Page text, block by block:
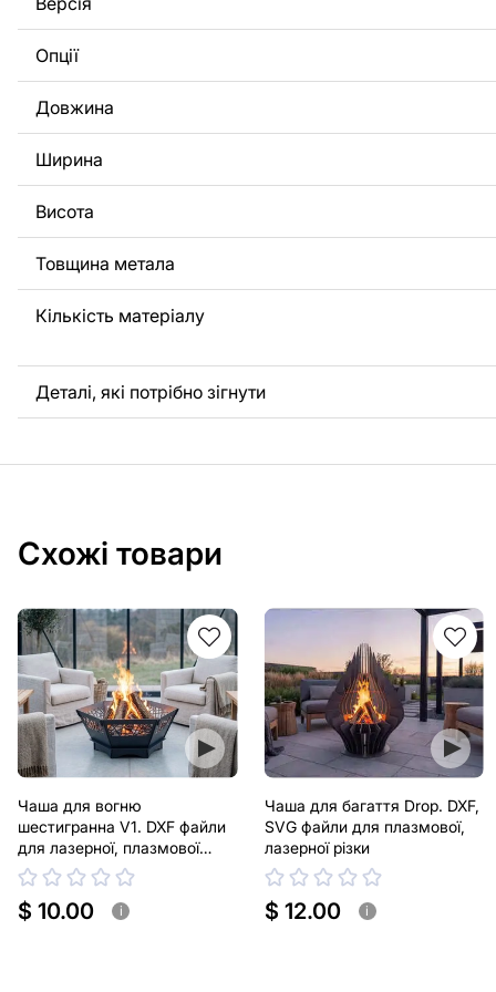
потрібно, щоб ми виконали індивідуальне креслення
вас, будь ласка, зв'яжіться з нами.
Якщо у вас залишилися питання або вам потрібна
нами в будь-який час, ми завжди готові допомогти.
Опції
Довжина
Ширина
Висота
Товщина метала
Кількість матеріалу
Деталі, які потрібно зігнути
Схожі товари
Чаша для вогню
шестигранна V1. DXF файли
для лазерної, плазмової
різки
$ 10.00 i
Чаша для багаття Drop. DXF,
SVG файли для плазмової,
лазерної різки
$ 12.00 i